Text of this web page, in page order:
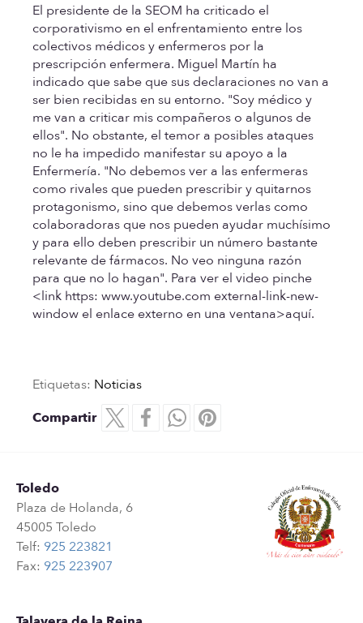
El presidente de la SEOM ha criticado el
corporativismo en el enfrentamiento entre los
colectivos médicos y enfermeros por la
prescripción enfermera. Miguel Martín ha
indicado que sabe que sus declaraciones no van a
ser bien recibidas en su entorno. "Soy médico y
me van a criticar mis compañeros o algunos de
ellos". No obstante, el temor a posibles ataques
no le ha impedido manifestar su apoyo a la
Enfermería. "No debemos ver a las enfermeras
como rivales que pueden prescribir y quitarnos
protagonismo, sino que debemos verlas como
colaboradoras que nos pueden ayudar muchísimo
y para ello deben prescribir un número bastante
relevante de fármacos. No veo ninguna razón
para que no lo hagan". Para ver el video pinche
<link https: www.youtube.com external-link-new-
window el enlace externo en una ventana>aquí.
Etiquetas: Noticias
Compartir
Toledo
Plaza de Holanda, 6
45005 Toledo
Telf: 925 223821
Fax: 925 223907